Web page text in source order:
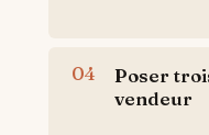
Poser
vendeur